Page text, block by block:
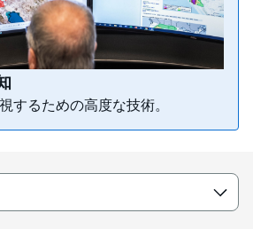
するための高度な技術。